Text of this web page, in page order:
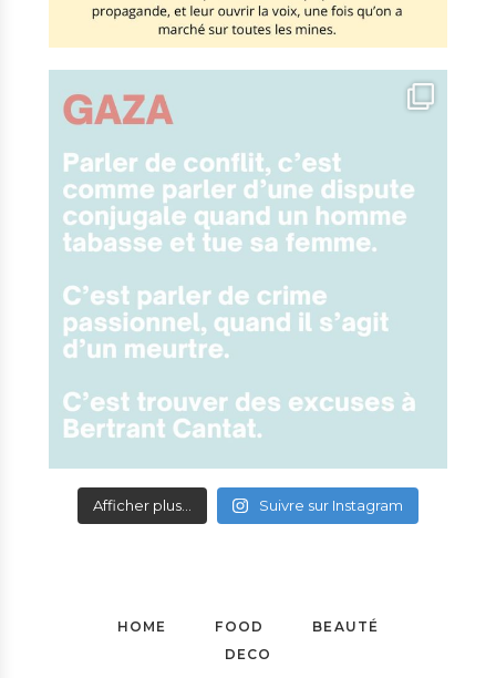
Afficher plus... Suivre sur Instagram
HOME FOOD
BEAUTÉ
DECO